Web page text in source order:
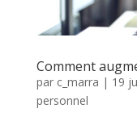
Comment
par c_marra | 19
personnel